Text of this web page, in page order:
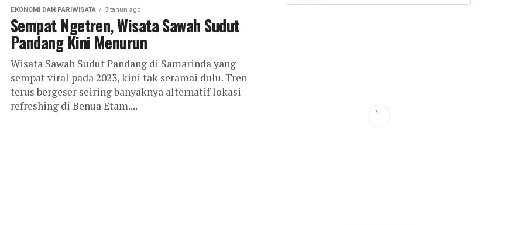
EKONOMI DAN PARIWISATA 3 tahun ago
Sempat Ngetren, Wisata Sawah Sudut
Pandang Kini Menurun
Wisata Sawah Sudut Pandang di Samarinda yang
sempat viral pada 2023, kini tak seramai dulu. Tren
terus bergeser seiring banyaknya alternatif lokasi
refreshing di Benua Etam....